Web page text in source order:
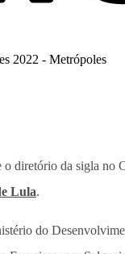
o diretório da sigla no
Lula.
do